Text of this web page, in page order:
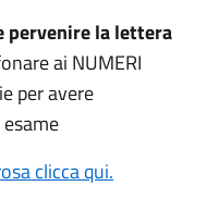
pervenire la lettera
ai NUMERI
per avere
clicca qui.